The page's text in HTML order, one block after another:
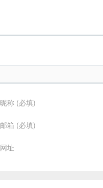
昵称 (必填)
邮箱 (必填)
网址